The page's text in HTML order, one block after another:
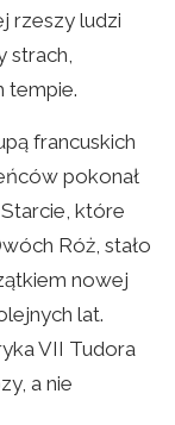
rzeszy ludzi
strach,
tempie.
francuskich
pokonał
które
Róż, stało
nowej
lat.
VII Tudora
a nie